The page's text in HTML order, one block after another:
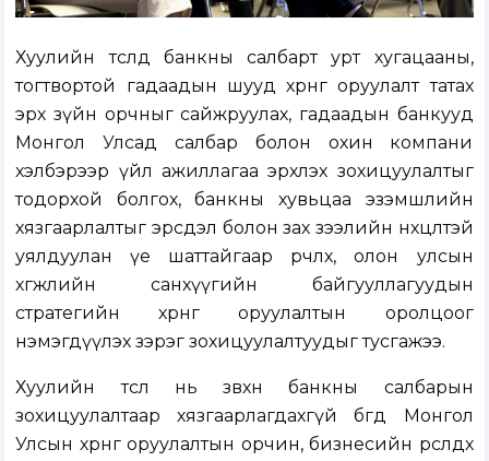
Хуулийн төсөлд банкны салбарт урт хугацааны,
тогтвортой гадаадын шууд хөрөнгө оруулалт татах
эрх зүйн орчныг сайжруулах, гадаадын банкууд
Монгол Улсад салбар болон охин компани
хэлбэрээр үйл ажиллагаа эрхлэх зохицуулалтыг
тодорхой болгох, банкны хувьцаа эзэмшлийн
хязгаарлалтыг эрсдэл болон зах зээлийн нөхцөлтэй
уялдуулан үе шаттайгаар өөрчлөх, олон улсын
хөгжлийн санхүүгийн байгууллагуудын
стратегийн хөрөнгө оруулалтын оролцоог
нэмэгдүүлэх зэрэг зохицуулалтуудыг тусгажээ.
Хуулийн төсөл нь зөвхөн банкны салбарын
зохицуулалтаар хязгаарлагдахгүй бөгөөд Монгол
Улсын хөрөнгө оруулалтын орчин, бизнесийн өрсөлдөх